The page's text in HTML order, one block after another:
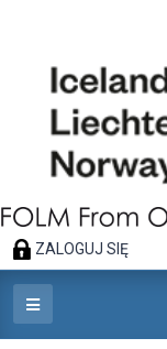
ZALOGUJ SIĘ